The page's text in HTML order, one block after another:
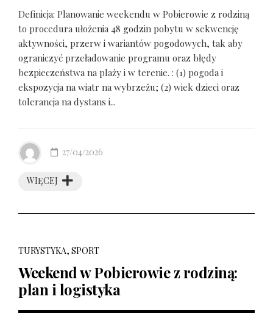
Definicja: Planowanie weekendu w Pobierowie z rodziną
to procedura ułożenia 48 godzin pobytu w sekwencję
aktywności, przerw i wariantów pogodowych, tak aby
ograniczyć przeładowanie programu oraz błędy
bezpieczeństwa na plaży i w terenie. : (1) pogoda i
ekspozycja na wiatr na wybrzeżu; (2) wiek dzieci oraz
tolerancja na dystans i...
WIĘCEJ
27/04/2026
TURYSTYKA, SPORT
Weekend w Pobierowie z rodziną:
plan i logistyka